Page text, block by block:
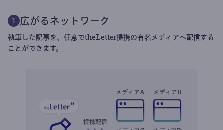
1 広がるネットワーク
執筆した記事を、任意でtheLetter提携の有名メディアへ配信する
ことができます。